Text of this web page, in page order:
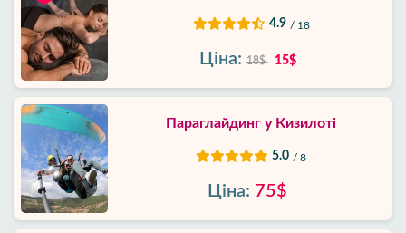
4.9 / 18
Ціна: 18$ 15$
Параглайдинг у Кизилоті
5.0 / 8
Ціна: 75$